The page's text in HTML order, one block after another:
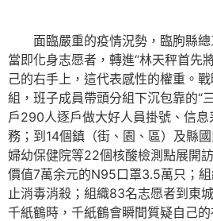
面臨嚴重的疫情況勢，臨朐縣總
當即化身志愿者，轉進“林天秤首先
己的右手上，這代表感性的權重。
組，班子成員帶頭分組下沉包靠的“
戶290人逐戶做大好人員掛號、信
務；到14個鎮（街、園、區）及縣
婦幼保健院等22個核酸檢測點展開
價值7萬余元的N95口罩3.5萬只；
止消毒消殺；組織83名志愿者到東
千紙鶴時，千紙鶴會瞬間質疑自己